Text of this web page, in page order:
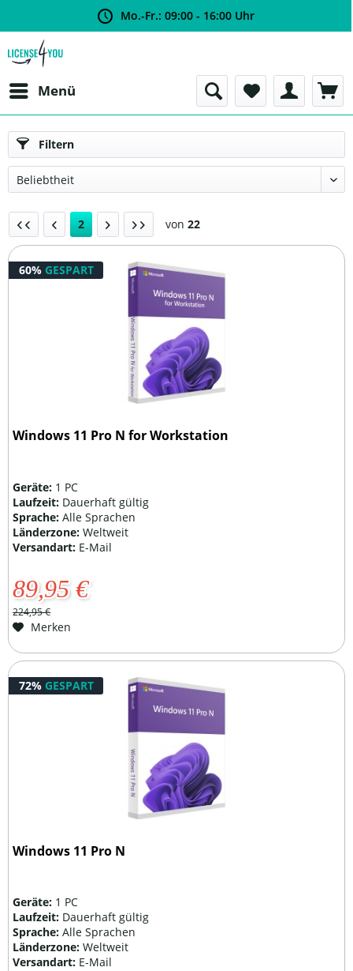
Mo.-Fr.: 09:00 - 16:00 Uhr
Menü
Filtern
2 von 22
60% GESPART
Windows 11 Pro N for Workstation
Geräte: 1 PC
Laufzeit: Dauerhaft gültig
Sprache:Alle Sprachen
Länderzone:Weltweit
Versandart: E-Mail
89,95 €
224,95 €
Merken
72% GESPART
Windows 11 Pro N
Geräte: 1 PC
Laufzeit: Dauerhaft gültig
Sprache:Alle Sprachen
Länderzone:Weltweit
Versandart: E-Mail